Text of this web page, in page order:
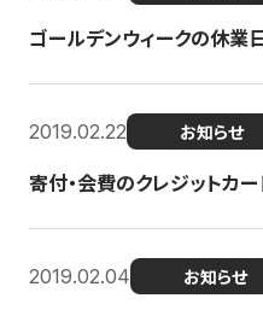
ゴールデンウィークの休業
2019.02.22 お知らせ
寄付・会費のクレジットカ
2019.02.04 お知らせ